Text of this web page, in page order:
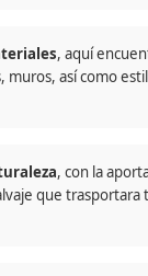
, aquí
muros, así como
, con la
que trasportara